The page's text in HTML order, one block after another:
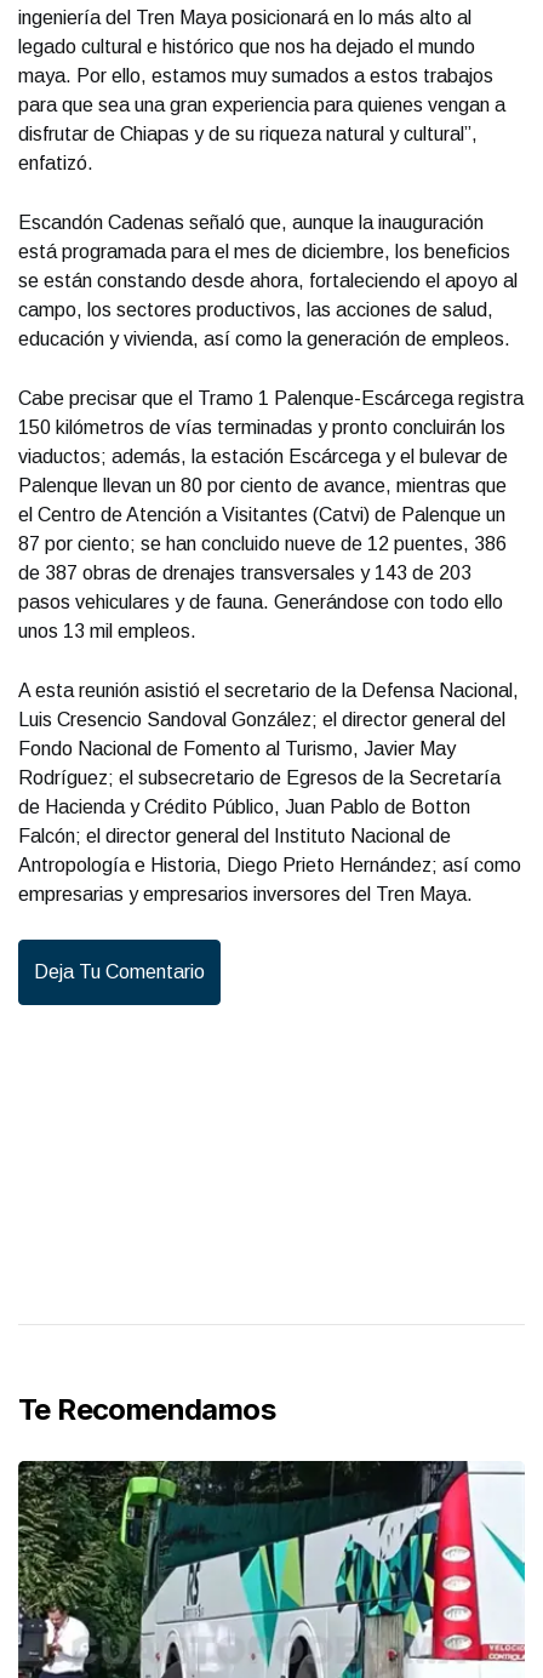
ingeniería del Tren Maya posicionará en lo más alto al
legado cultural e histórico que nos ha dejado el mundo
maya. Por ello, estamos muy sumados a estos trabajos
para que sea una gran experiencia para quienes vengan a
disfrutar de Chiapas y de su riqueza natural y cultural”,
enfatizó.
Escandón Cadenas señaló que, aunque la inauguración
está programada para el mes de diciembre, los beneficios
se están constando desde ahora, fortaleciendo el apoyo al
campo, los sectores productivos, las acciones de salud,
educación y vivienda, así como la generación de empleos.
Cabe precisar que el Tramo 1 Palenque-Escárcega registra
150 kilómetros de vías terminadas y pronto concluirán los
viaductos; además, la estación Escárcega y el bulevar de
Palenque llevan un 80 por ciento de avance, mientras que
el Centro de Atención a Visitantes (Catvi) de Palenque un
87 por ciento; se han concluido nueve de 12 puentes, 386
de 387 obras de drenajes transversales y 143 de 203
pasos vehiculares y de fauna. Generándose con todo ello
unos 13 mil empleos.
A esta reunión asistió el secretario de la Defensa Nacional,
Luis Cresencio Sandoval González; el director general del
Fondo Nacional de Fomento al Turismo, Javier May
Rodríguez; el subsecretario de Egresos de la Secretaría
de Hacienda y Crédito Público, Juan Pablo de Botton
Falcón; el director general del Instituto Nacional de
Antropología e Historia, Diego Prieto Hernández; así como
empresarias y empresarios inversores del Tren Maya.
Deja Tu Comentario
Te Recomendamos